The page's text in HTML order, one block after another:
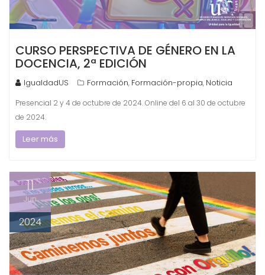
CURSO PERSPECTIVA DE GÉNERO EN LA
DOCENCIA, 2ª EDICIÓN
IgualdadUS Formación, Formación-propia, Noticia
Presencial 2 y 4 de octubre de 2024. Online del 6 al 30 de octubre
de 2024.
Leer más
11
Jun
2024